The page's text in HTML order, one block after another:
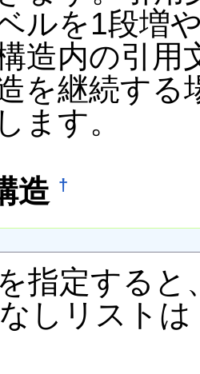
ルを1段増
造内の引
を継続する
ます。
造 †
指定する
しリスト